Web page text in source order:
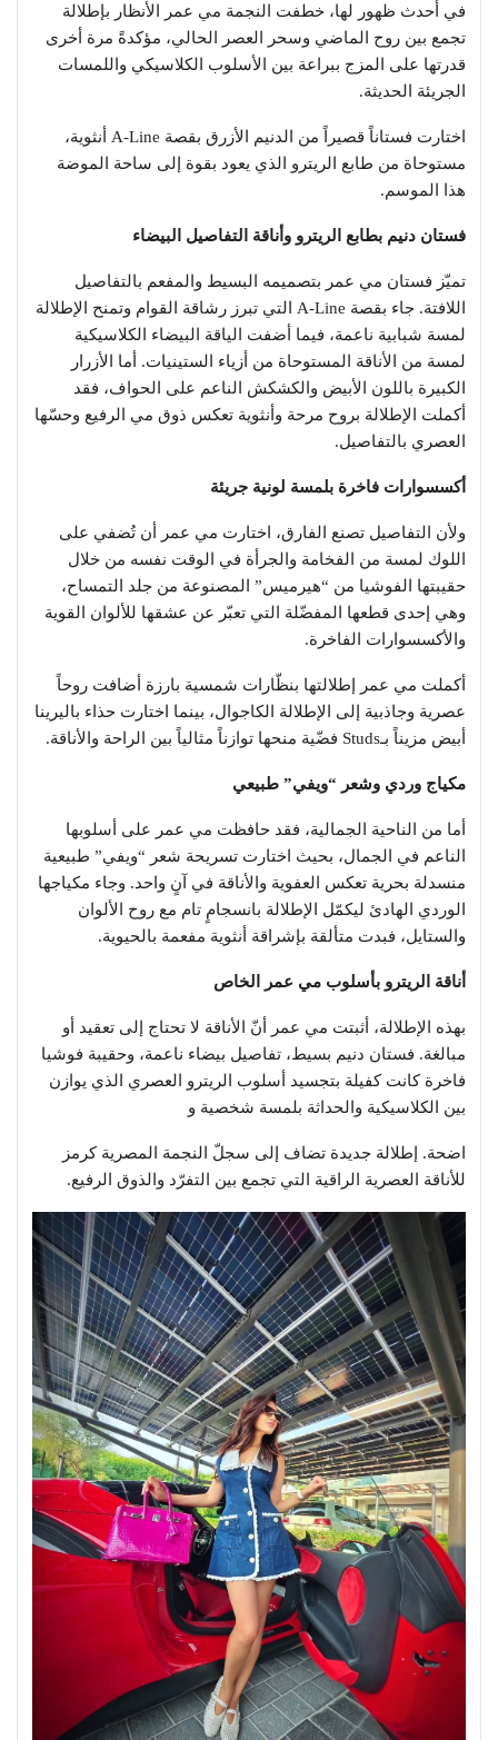
في أحدث ظهور لها، خطفت النجمة مي عمر الأنظار بإطلالة
تجمع بين روح الماضي وسحر العصر الحالي، مؤكدةً مرة أخرى
قدرتها على المزج ببراعة بين الأسلوب الكلاسيكي واللمسات
الجريئة الحديثة.
اختارت فستاناً قصيراً من الدنيم الأزرق بقصة A-Line أنثوية،
مستوحاة من طابع الريترو الذي يعود بقوة إلى ساحة الموضة
هذا الموسم.
فستان دنيم بطابع الريترو وأناقة التفاصيل البيضاء
تميّز فستان مي عمر بتصميمه البسيط والمفعم بالتفاصيل
اللافتة. جاء بقصة A-Line التي تبرز رشاقة القوام وتمنح الإطلالة
لمسة شبابية ناعمة، فيما أضفت الياقة البيضاء الكلاسيكية
لمسة من الأناقة المستوحاة من أزياء الستينيات. أما الأزرار
الكبيرة باللون الأبيض والكشكش الناعم على الحواف، فقد
أكملت الإطلالة بروح مرحة وأنثوية تعكس ذوق مي الرفيع وحسّها
العصري بالتفاصيل.
أكسسوارات فاخرة بلمسة لونية جريئة
ولأن التفاصيل تصنع الفارق، اختارت مي عمر أن تُضفي على
اللوك لمسة من الفخامة والجرأة في الوقت نفسه من خلال
حقيبتها الفوشيا من “هيرميس” المصنوعة من جلد التمساح،
وهي إحدى قطعها المفضّلة التي تعبّر عن عشقها للألوان القوية
والأكسسوارات الفاخرة.
أكملت مي عمر إطلالتها بنظّارات شمسية بارزة أضافت روحاً
عصرية وجاذبية إلى الإطلالة الكاجوال، بينما اختارت حذاء باليرينا
أبيض مزيناً بـStuds فضّية منحها توازناً مثالياً بين الراحة والأناقة.
مكياج وردي وشعر “ويفي” طبيعي
أما من الناحية الجمالية، فقد حافظت مي عمر على أسلوبها
الناعم في الجمال، بحيث اختارت تسريحة شعر “ويفي” طبيعية
منسدلة بحرية تعكس العفوية والأناقة في آنٍ واحد. وجاء مكياجها
الوردي الهادئ ليكمّل الإطلالة بانسجامٍ تام مع روح الألوان
والستايل، فبدت متألقة بإشراقة أنثوية مفعمة بالحيوية.
أناقة الريترو بأسلوب مي عمر الخاص
بهذه الإطلالة، أثبتت مي عمر أنّ الأناقة لا تحتاج إلى تعقيد أو
مبالغة. فستان دنيم بسيط، تفاصيل بيضاء ناعمة، وحقيبة فوشيا
فاخرة كانت كفيلة بتجسيد أسلوب الريترو العصري الذي يوازن
بين الكلاسيكية والحداثة بلمسة شخصية و
اضحة. إطلالة جديدة تضاف إلى سجلّ النجمة المصرية كرمز
للأناقة العصرية الراقية التي تجمع بين التفرّد والذوق الرفيع.